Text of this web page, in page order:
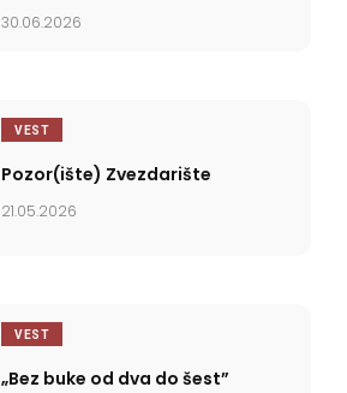
se upravo u tome krije
30.06.2026
VEST
Pozor(ište) Zvezdarište
21.05.2026
VEST
„Bez buke od dva do šest”